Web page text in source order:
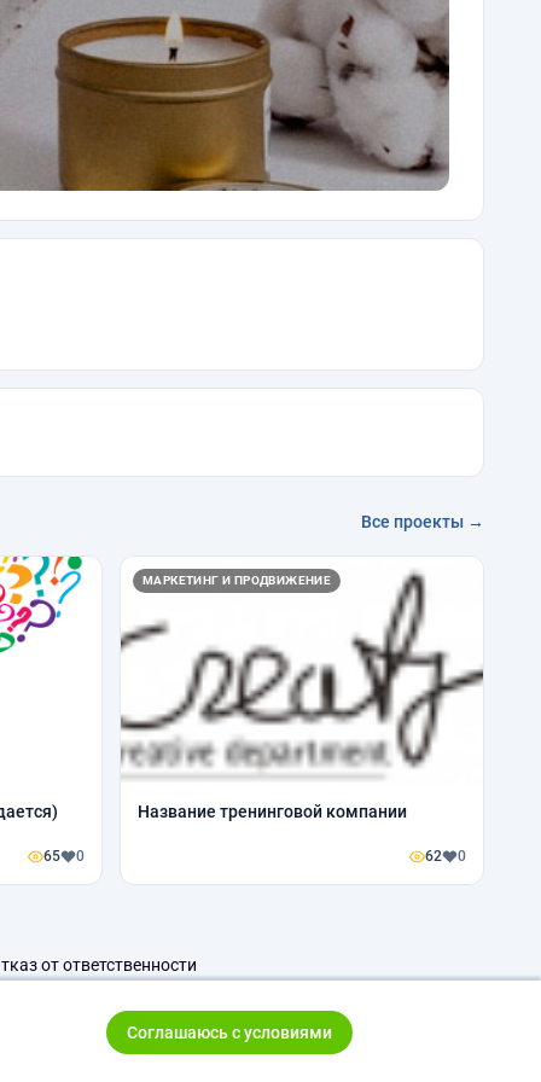
Все проекты →
65 0
МАРКЕТИНГ И ПРОДВИЖЕНИЕ
Название тренинговой компании
62 0
от ответственности
Соглашаюсь с условиями